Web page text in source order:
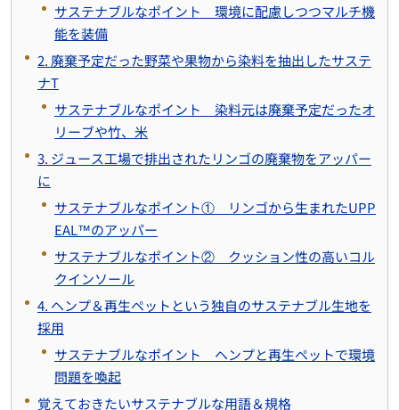
サステナブルなポイント 環境に配慮しつつマルチ機
能を装備
2. 廃棄予定だった野菜や果物から染料を抽出したサステ
ナT
サステナブルなポイント 染料元は廃棄予定だったオ
リーブや竹、米
3. ジュース工場で排出されたリンゴの廃棄物をアッパー
に
サステナブルなポイント① リンゴから生まれたUPP
EAL™のアッパー
サステナブルなポイント② クッション性の高いコル
クインソール
4. ヘンプ＆再生ペットという独自のサステナブル生地を
採用
サステナブルなポイント ヘンプと再生ペットで環境
問題を喚起
覚えておきたいサステナブルな用語＆規格